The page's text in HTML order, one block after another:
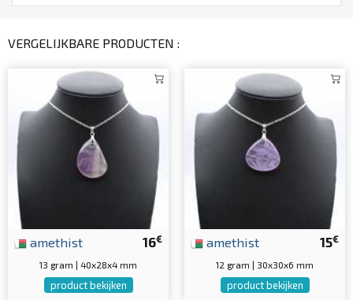
VERGELIJKBARE PRODUCTEN :
16€
amethist
13 gram | 40x28x4 mm
product bekijken
15€
amethist
12 gram | 30x30x6 mm
product bekijken